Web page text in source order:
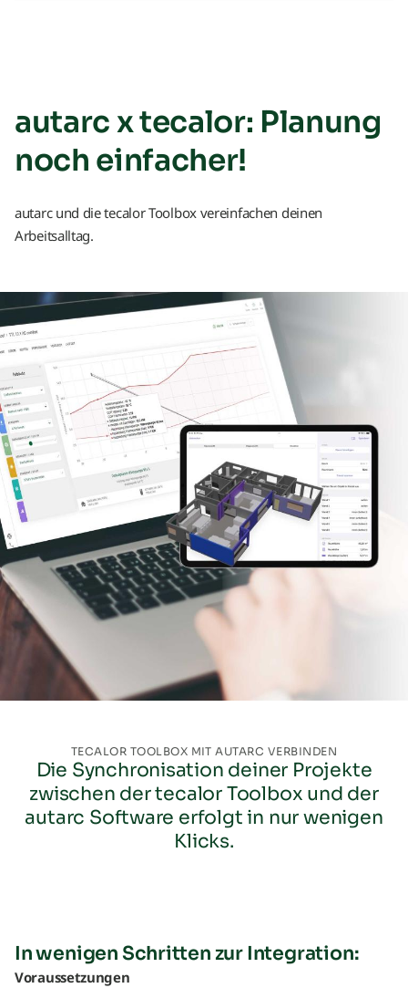
Übersicht
tecalor Toolbox
Wärmepumpe planen
Lüftung planen
BEG-Förderrechner
Angebot zusammenstellen
Planungsleistung
autarc x tecalor: Planung
noch einfacher!
autarc und die tecalor Toolbox vereinfachen deinen
Arbeitsalltag.
TECALOR TOOLBOX MIT AUTARC VERBINDEN
Die Synchronisation deiner Projekte
zwischen der tecalor Toolbox und der
autarc Software erfolgt in nur wenigen
Klicks.
In wenigen Schritten zur Integration:
Voraussetzungen